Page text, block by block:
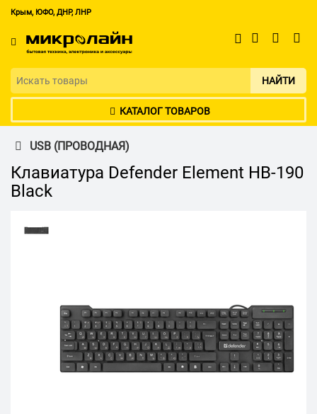
Крым, ЮФО, ДНР, ЛНР
НАЙТИ
КАТАЛОГ ТОВАРОВ
USB (ПРОВОДНАЯ)
Клавиатура Defender Element HB-190
Black